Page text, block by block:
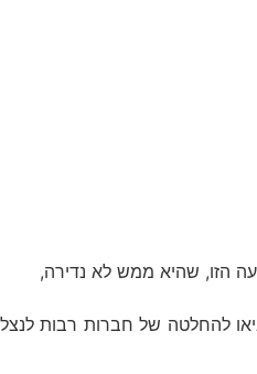
הזו, שהיא ממש לא נדירה,
להחלטה של חברות רבות לנצל